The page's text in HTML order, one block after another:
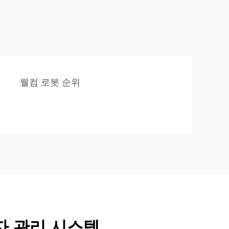
웰컴 로봇 순위